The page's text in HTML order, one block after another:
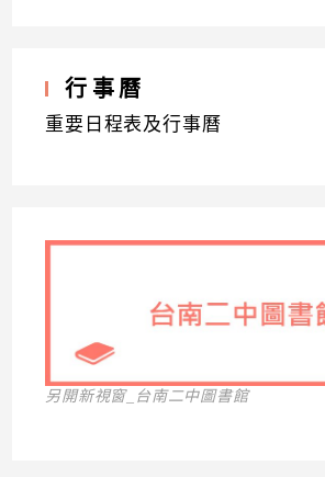
行事曆
重要日程表及行事曆
另開新視窗_台南二中圖書館